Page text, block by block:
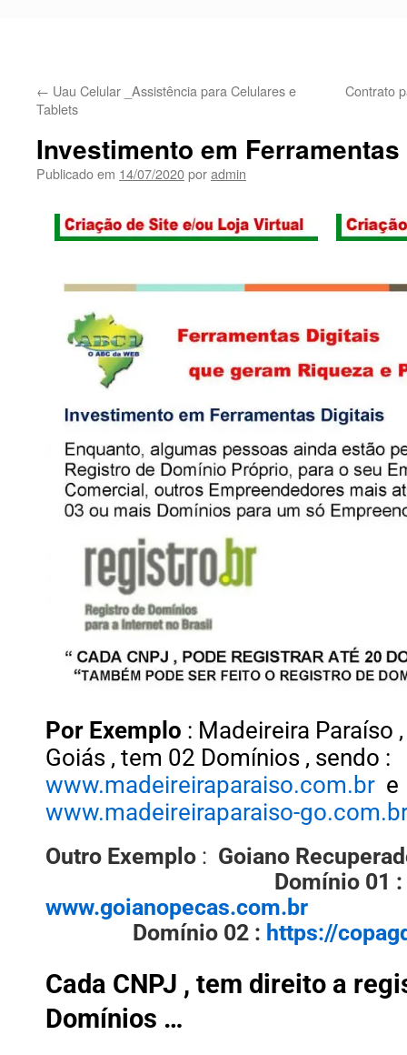
← Uau Celular _Assistência para Celulares e
Tablets
Contrato
Investimento em
Publicado em 14/07/2020poradmin
Por Exemplo : Madeireira Paraíso
Goiás , tem 02 Domínios , sendo :
www.madeireiraparaiso.com.br e
www.madeireiraparaiso-
Outro Exemplo : Goiano
Domínio 01 :
Domínio 02 : https://
Cada CNPJ , tem direito a
Domínios …